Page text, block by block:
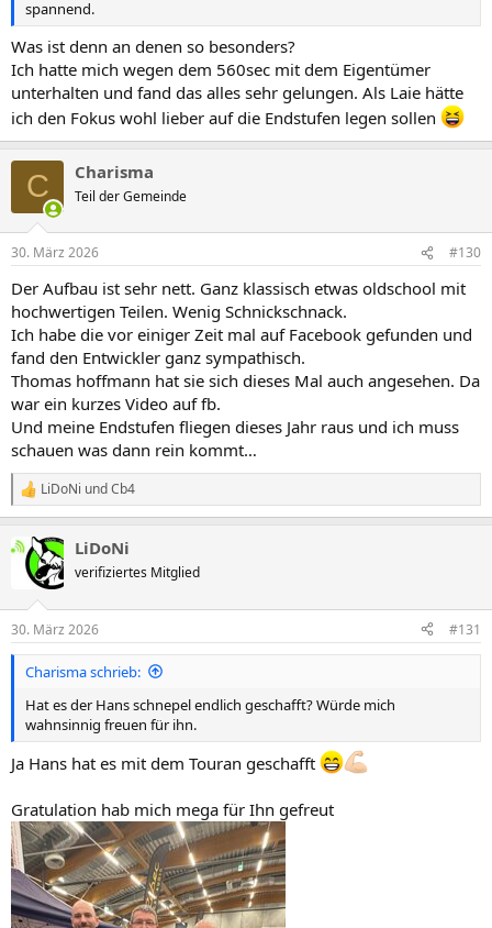
spannend.
Was ist denn an denen so besonders?
Ich hatte mich wegen dem 560sec mit dem Eigentümer
unterhalten und fand das alles sehr gelungen. Als Laie hätte
ich den Fokus wohl lieber auf die Endstufen legen sollen
C Charisma
Teil der Gemeinde
30. März 2026 #130
Der Aufbau ist sehr nett. Ganz klassisch etwas oldschool mit
hochwertigen Teilen. Wenig Schnickschnack.
Ich habe die vor einiger Zeit mal auf Facebook gefunden und
fand den Entwickler ganz sympathisch.
Thomas hoffmann hat sie sich dieses Mal auch angesehen. Da
war ein kurzes Video auf fb.
Und meine Endstufen fliegen dieses Jahr raus und ich muss
schauen was dann rein kommt…
R
e
k
e
n
LiDoNi undCb4
LiDoNi
verifiziertes Mitglied
30. März 2026 #131
Charisma schrieb:
Hat es der Hans schnepel endlich geschafft? Würde mich
wahnsinnig freuen für ihn.
Ja Hans hat es mit dem Touran geschafft
Gratulation hab mich mega für Ihn gefreut